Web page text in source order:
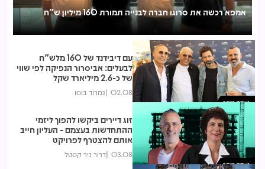
אמפא רכשה את סרוגו חברה לבנייה תמורת 160 מיליון ש"ח
נצפות ביותר
עם דיבידנד של 160 מלש"ח
לבעלים: אביסרור הנפיקה לפי שווי
של כ-2.6 מיליארד שקל
02.08 נמרוד בוסו
נצפות ביותר
זוג דיירים ביקשו להפוך ליזמי
ההתחדשות בעצמם - העליון חייב
אותם להצטרף לפרויקט
03.08 דרור ניר קסטל